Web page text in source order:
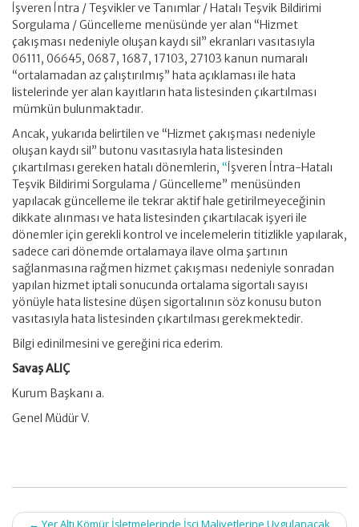
İşveren İntra / Teşvikler ve Tanımlar / Hatalı Teşvik Bildirimi
Sorgulama / Güncelleme menüsünde yer alan “Hizmet
çakışması nedeniyle oluşan kaydı sil” ekranları vasıtasıyla
06111, 06645, 0687, 1687, 17103, 27103 kanun numaralı
“ortalamadan az çalıştırılmış” hata açıklaması ile hata
listelerinde yer alan kayıtların hata listesinden çıkartılması
mümkün bulunmaktadır.
Ancak, yukarıda belirtilen ve “Hizmet çakışması nedeniyle
oluşan kaydı sil” butonu vasıtasıyla hata listesinden
çıkartılması gereken hatalı dönemlerin, “İşveren İntra-Hatalı
Teşvik Bildirimi Sorgulama / Güncelleme” menüsünden
yapılacak güncelleme ile tekrar aktif hale getirilmeyeceğinin
dikkate alınması ve hata listesinden çıkartılacak işyeri ile
dönemler için gerekli kontrol ve incelemelerin titizlikle yapılarak,
sadece cari dönemde ortalamaya ilave olma şartının
sağlanmasına rağmen hizmet çakışması nedeniyle sonradan
yapılan hizmet iptali sonucunda ortalama sigortalı sayısı
yönüyle hata listesine düşen sigortalının söz konusu buton
vasıtasıyla hata listesinden çıkartılması gerekmektedir.
Bilgi edinilmesini ve gereğini rica ederim.
Savaş ALIÇ
Kurum Başkanı a.
Genel Müdür V.
Post
← Yer Altı Kömür İşletmelerinde İşçi Maliyetlerine Uygulanacak